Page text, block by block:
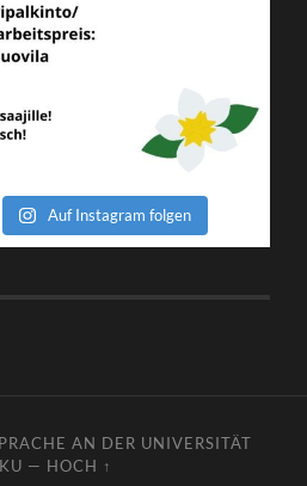
Auf Instagram folgen
AN DER UNIVERSITÄT
— HOCH ↑